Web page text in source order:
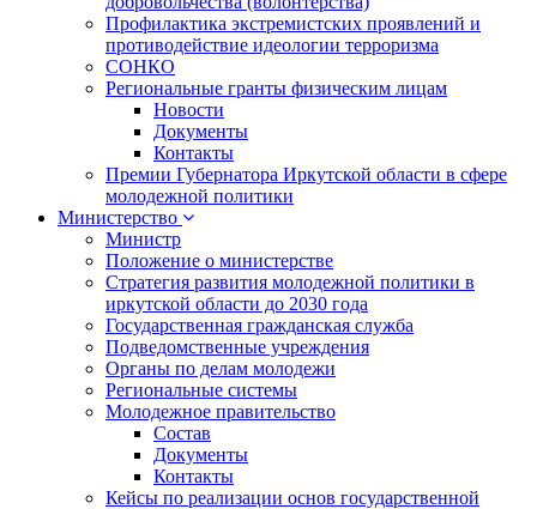
Профилактика экстремистских проявлений и
противодействие идеологии терроризма
СОНКО
Региональные гранты физическим лицам
Новости
Документы
Контакты
Премии Губернатора Иркутской области в сфере
молодежной политики
Министерство
Министр
Положение о министерстве
Стратегия развития молодежной политики в
иркутской области до 2030 года
Государственная гражданская служба
Подведомственные учреждения
Органы по делам молодежи
Региональные системы
Молодежное правительство
Состав
Документы
Контакты
Кейсы по реализации основ государственной